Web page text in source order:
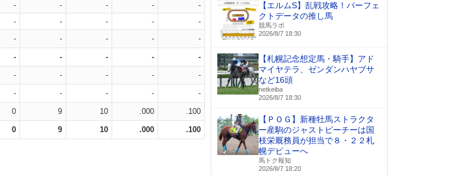
- - - -
-
- - - -
-
- - - - -
- - - - -
- - - - -
- - - - -
0 9 10 .000 .100
0 9 10 .000 .100
【エルムS】乱戦攻略！パーフェ
クトデータの推し馬
競馬ラボ
2026/8/7 18:30
【札幌記念想定馬・騎手】アド
マイヤテラ、ゼンダンハヤブサ
など16頭
netkeiba
2026/8/7 18:30
【ＰＯＧ】新種牡馬ストラクタ
ー産駒のジャストピーチーは国
枝栄厩務員が担当で８・２２札
幌デビューへ
馬トク報知
2026/8/7 18:20